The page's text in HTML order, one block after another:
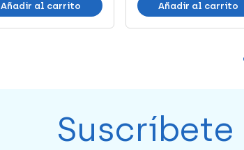
Añadir al carrito Añadir al carrito